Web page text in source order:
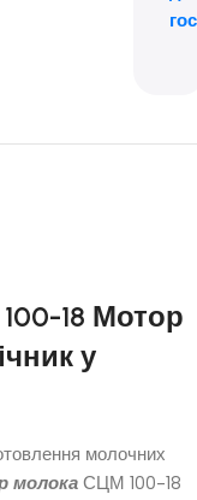
18 Мотор
у
молочних
молока СЦМ 100-18